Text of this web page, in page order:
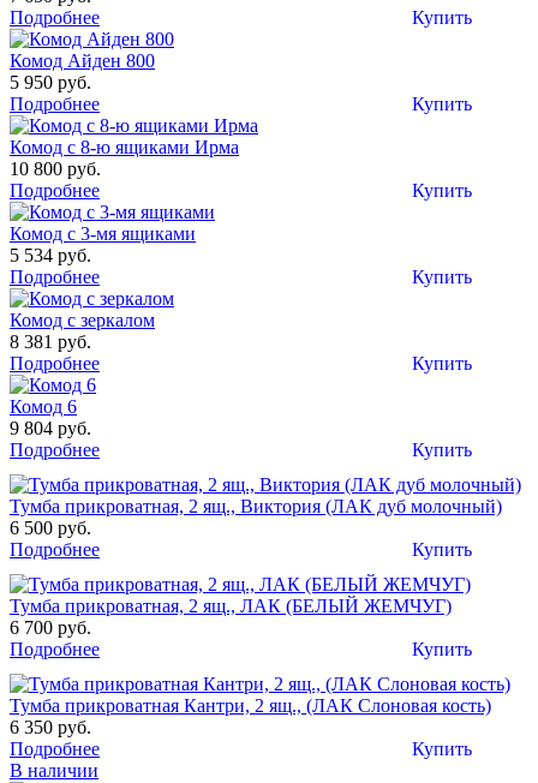
Купить
Подробнее
Комод Айден 800
5 950 руб.
Купить
Подробнее
Комод с 8-ю ящиками Ирма
10 800 руб.
Купить
Подробнее
Комод с 3-мя ящиками
5 534 руб.
Купить
Подробнее
Комод с зеркалом
8 381 руб.
Купить
Подробнее
Комод 6
9 804 руб.
Купить
Подробнее
Тумба прикроватная, 2 ящ., Виктория (ЛАК дуб молочный)
6 500 руб.
Купить
Подробнее
Тумба прикроватная, 2 ящ., ЛАК (БЕЛЫЙ ЖЕМЧУГ)
6 700 руб.
Купить
Подробнее
Тумба прикроватная Кантри, 2 ящ., (ЛАК Слоновая кость)
6 350 руб.
Купить
Подробнее
В наличии